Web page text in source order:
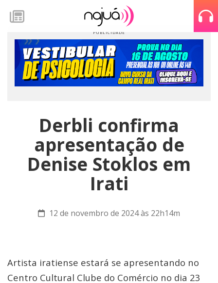
Derbli confirma
apresentação de
Denise Stoklos em
Irati
12 de novembro de 2024 às 22h14m
Artista iratiense estará se apresentando no
Centro Cultural Clube do Comércio no dia 23